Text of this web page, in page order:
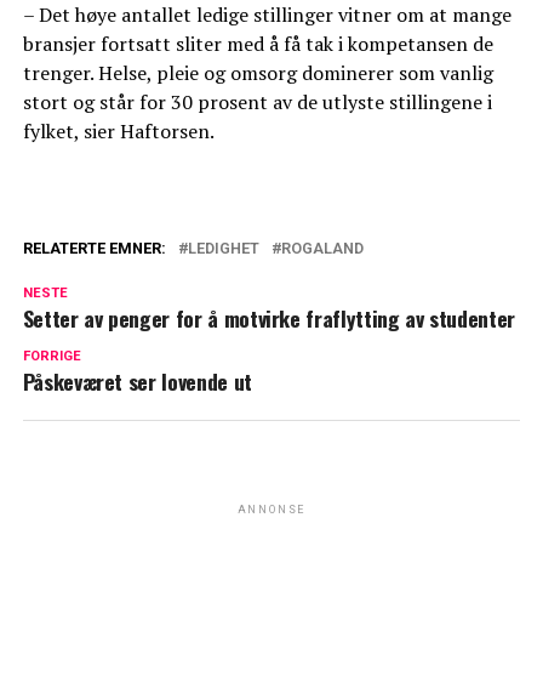
– Det høye antallet ledige stillinger vitner om at mange
bransjer fortsatt sliter med å få tak i kompetansen de
trenger. Helse, pleie og omsorg dominerer som vanlig
stort og står for 30 prosent av de utlyste stillingene i
fylket, sier Haftorsen.
RELATERTE EMNER: LEDIGHET ROGALAND
NESTE
Setter av penger for å motvirke fraflytting av studenter
FORRIGE
Påskeværet ser lovende ut
ANNONSE